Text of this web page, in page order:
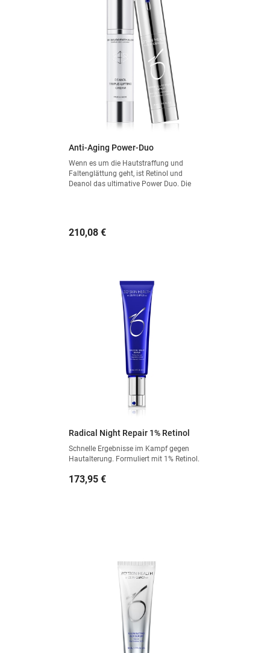
Anti-Aging Power-Duo
Wenn es um die Hautstraffung und
Faltenglättung geht, ist Retinol und
Deanol das ultimative Power Duo. Die
Preis
210,08 €
Radical Night Repair 1% Retinol
Schnelle Ergebnisse im Kampf gegen
Hautalterung. Formuliert mit 1% Retinol.
Preis
173,95 €